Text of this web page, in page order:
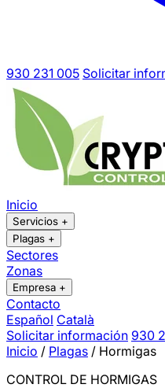
930 231 005 Solicitar
Inicio
Servicios +
Plagas +
Sectores
Zonas
Empresa +
Contacto
Español Català
Solicitar información 930
Inicio / Plagas / Hormigas
CONTROL DE HORMIGAS